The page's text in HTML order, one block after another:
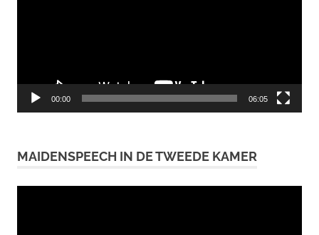
00:00 06:05
MAIDENSPEECH IN DE TWEEDE KAMER